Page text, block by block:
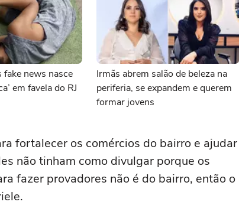
fake news nasce
em favela do RJ
Irmãs abrem salão de beleza na
periferia, se expandem e querem
formar jovens
fortalecer os comércios do bairro e ajudar
não tinham como divulgar porque os
fazer provadores não é do bairro, então o